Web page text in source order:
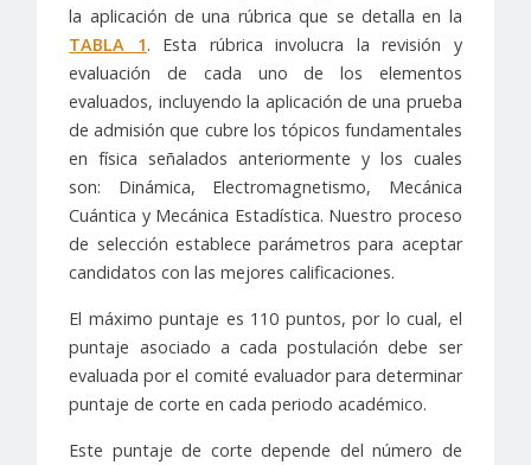
la aplicación de una rúbrica que se detalla en la
TABLA 1. Esta rúbrica involucra la revisión y
evaluación de cada uno de los elementos
evaluados, incluyendo la aplicación de una prueba
de admisión que cubre los tópicos fundamentales
en física señalados anteriormente y los cuales
son: Dinámica, Electromagnetismo, Mecánica
Cuántica y Mecánica Estadística. Nuestro proceso
de selección establece parámetros para aceptar
candidatos con las mejores calificaciones.
El máximo puntaje es 110 puntos, por lo cual, el
puntaje asociado a cada postulación debe ser
evaluada por el comité evaluador para determinar
puntaje de corte en cada periodo académico.
Este puntaje de corte depende del número de